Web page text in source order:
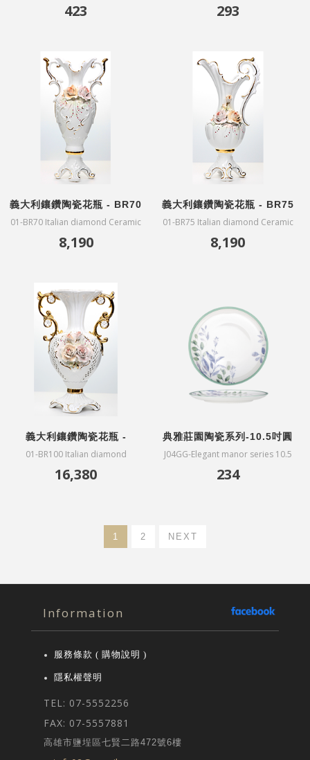
423 293
義大利鑲鑽陶瓷花瓶 - BR70
01-BR70 Italian diamond Ceramic
8,190
義大利鑲鑽陶瓷花瓶 - BR75
01-BR75 Italian diamond Ceramic
8,190
義大利鑲鑽陶瓷花瓶 -
BR100
01-BR100 Italian diamond
16,380
典雅莊園陶瓷系列-10.5吋圓
盤-綠花
J04GG-Elegant manor series 10.5
234
1 2 NEXT
Information
服務條款 ( 購物說明 )
隱私權聲明
TEL: 07-5552256
FAX: 07-5557881
高雄市鹽埕區七賢二路472號6樓